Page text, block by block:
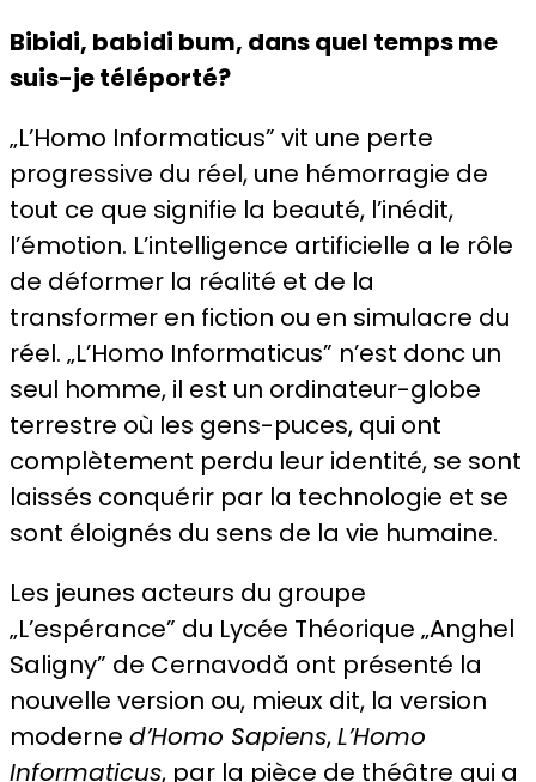
Bibidi, babidi bum, dans quel temps me
suis-je téléporté?
„L’Homo Informaticus” vit une perte
progressive du réel, une hémorragie de
tout ce que signifie la beauté, l’inédit,
l’émotion. L’intelligence artificielle a le rôle
de déformer la réalité et de la
transformer en fiction ou en simulacre du
réel. „L’Homo Informaticus” n’est donc un
seul homme, il est un ordinateur-globe
terrestre où les gens-puces, qui ont
complètement perdu leur identité, se sont
laissés conquérir par la technologie et se
sont éloignés du sens de la vie humaine.
Les jeunes acteurs du groupe
„L’espérance” du Lycée Théorique „Anghel
Saligny” de Cernavodă ont présenté la
nouvelle version ou, mieux dit, la version
moderne d’Homo Sapiens,L’Homo
Informaticus, par la pièce de théâtre qui a